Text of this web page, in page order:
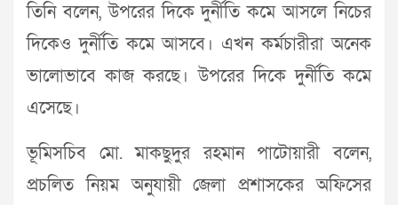
তিনি বলেন, উপরের দিকে দুর্নীতি কমে আসলে নিচের
দিকেও দুর্নীতি কমে আসবে। এখন কর্মচারীরা অনেক
ভালোভাবে কাজ করছে। উপরের দিকে দুর্নীতি কমে
এসেছে।
ভূমিসচিব মো. মাকছুদুর রহমান পাটোয়ারী বলেন,
প্রচলিত নিয়ম অনুযায়ী জেলা প্রশাসকের অফিসের